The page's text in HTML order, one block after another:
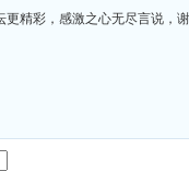
更精彩，感激之心无尽言说，